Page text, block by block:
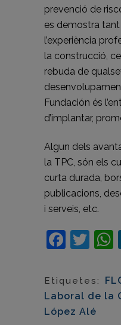
prevenció de
es demostra
l’experiència
la construcció,
rebuda de
Fundación és
d’implantar,
Algun dels
la TPC, són els
curta durada,
publicacions,
i serveis, etc.
Etiquetes:
Laboral de la
López Alé